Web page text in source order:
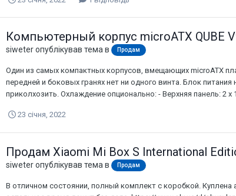
Компьютерный корпус microATX QUBE
siweterопублікував тема в Продам
Один из самых компактных корпусов, вмещающих microATX
передней и боковых гранях нет ни одного винта. Блок
приколхозить. Охлаждение опционально: - Верхняя панель: 2
23 січня, 2022
Продам Xiaomi Mi Box S International
siweterопублікував тема в Продам
В отличном состоянии, полный комплект с коробкой. Куплена